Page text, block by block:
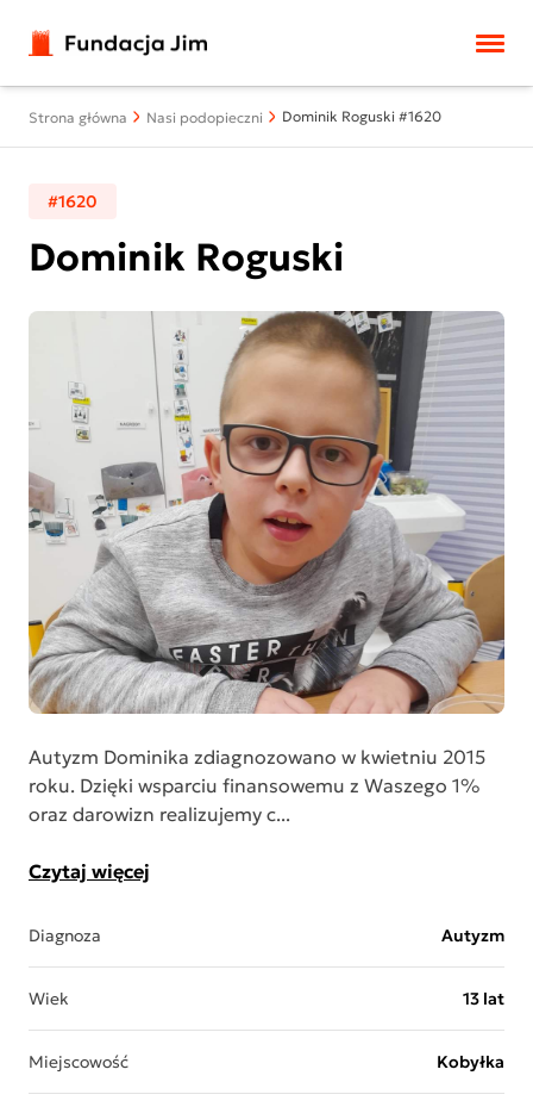
Strona główna Nasi podopieczni Dominik Roguski #1620
#1620
Dominik Roguski
Autyzm Dominika zdiagnozowano w kwietniu 2015
roku. Dzięki wsparciu finansowemu z Waszego 1%
oraz darowizn realizujemy c...
Czytaj więcej
Diagnoza Autyzm
Wiek 13 lat
Miejscowość Kobyłka